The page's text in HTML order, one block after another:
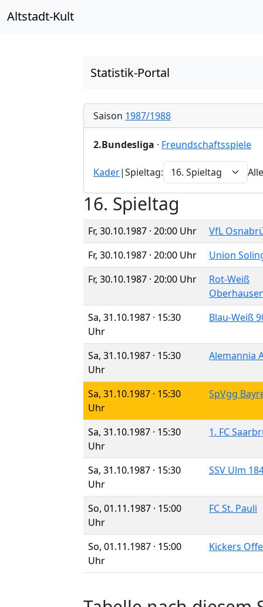
Altstadt-Kult
Statistik-Portal
Saison 1987/1988
2.Bundesliga · Freundschaftsspiele
Kader|Spieltag:
16. Spieltag
Fr, 30.10.1987 · 20:00 Uhr
VfL
Fr, 30.10.1987 · 20:00 Uhr
Union
Fr, 30.10.1987 · 20:00 Uhr
Rot-Weiß
Sa, 31.10.1987 · 15:30
Uhr
Blau-Weiß
Sa, 31.10.1987 · 15:30
Uhr
Alemannia
Sa, 31.10.1987 · 15:30
Uhr
SpVgg
Sa, 31.10.1987 · 15:30
Uhr
1. FC
Sa, 31.10.1987 · 15:30
Uhr
SSV Ulm
So, 01.11.1987 · 15:00
Uhr
FC St. Pauli
So, 01.11.1987 · 15:00
Uhr
Kickers